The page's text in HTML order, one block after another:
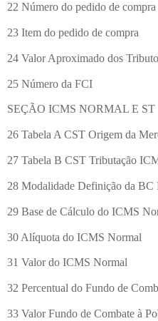
22 Número do pedido de compra
23 Item do pedido de compra
24 Valor Aproximado dos
25 Número da FCI
SEÇÃO ICMS NORMAL E ST
26 Tabela A CST Origem da
27 Tabela B CST Tributação
28 Modalidade Definição da
29 Base de Cálculo do ICMS
30 Alíquota do ICMS Normal
31 Valor do ICMS Normal
32 Percentual do Fundo de
33 Valor Fundo de Combate à